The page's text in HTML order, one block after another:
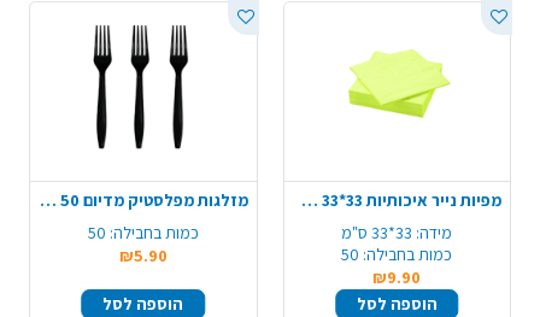
מפיות נייר איכותיות 33*33 ס"מ 50 יח' - ירוק פסטל
מידה: 33*33 ס"מ
כמות בחבילה: 50
₪9.90
הוספה לסל
מזלגות מפלסטיק מדיום 50 יח' - שחור
כמות בחבילה: 50
₪5.90
הוספה לסל